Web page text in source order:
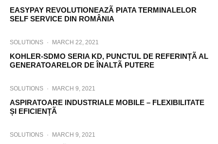
EASYPAY REVOLUTIONEAZÃ PIATA TERMINALELOR
SELF SERVICE DIN ROMÂNIA
SOLUTIONS · MARCH 22, 2021
KOHLER-SDMO SERIA KD, PUNCTUL DE REFERINȚÃ AL
GENERATOARELOR DE ÎNALTÃ PUTERE
SOLUTIONS · MARCH 9, 2021
ASPIRATOARE INDUSTRIALE MOBILE – FLEXIBILITATE
ȘI EFICIENȚÃ
SOLUTIONS · MARCH 9, 2021